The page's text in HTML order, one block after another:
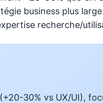
business plus
recherche/
30% vs UX/UI),